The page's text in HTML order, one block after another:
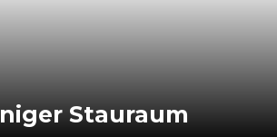
Stauraum